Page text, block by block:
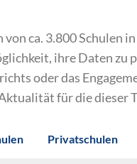
ca. 3.800 Schulen
ihre Daten zu
oder das
für die dieser
Privatschulen